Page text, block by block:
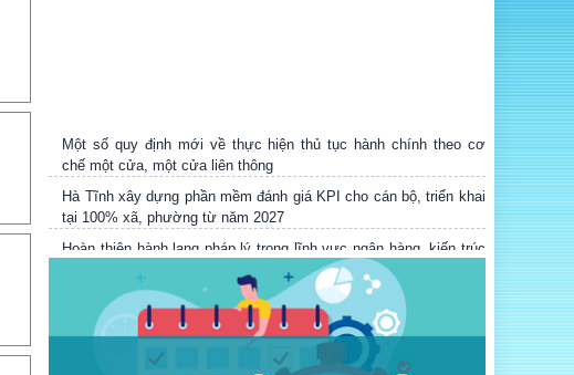
chế một cửa, một cửa liên thông
Hà Tĩnh xây dựng phần mềm đánh giá KPI cho cán bộ, triển khai
tại 100% xã, phường từ năm 2027
Hoàn thiện hành lang pháp lý trong lĩnh vực ngân hàng, kiến trúc
và tư pháp
LỄ TỔNG KẾT, TRAO GIẢI CUỘC THI “THUẾ VỚI NGƯỜI DÂN
VÀ DOANH NGHIỆP” VÀ TỌA ĐÀM VỀ CHUYỂN ĐỔI SỐ
TRONG CÔNG TÁC PHỔ BIẾN, GIÁO DỤC PHÁP LUẬT
Trung tâm Dịch vụ đấu giá tài sản tỉnh Hà Tĩnh tổ chức thành